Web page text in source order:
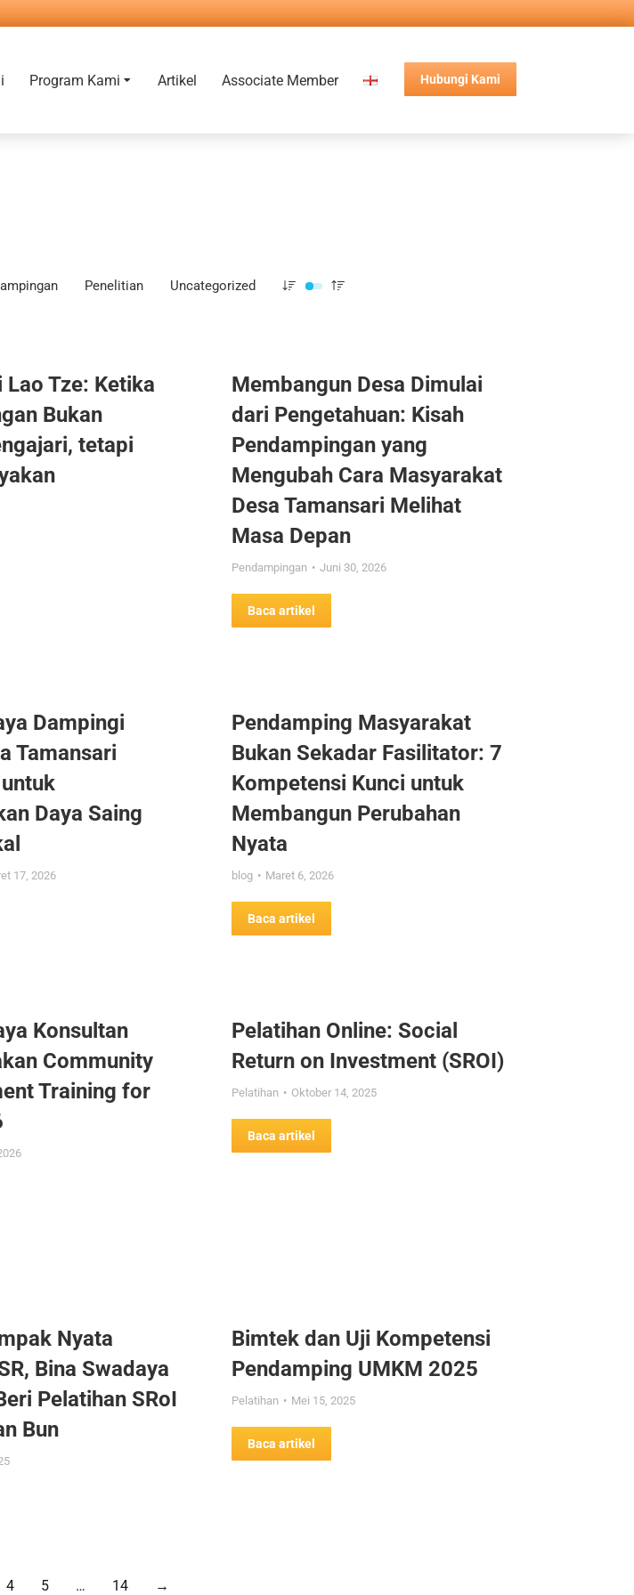
Program Kami Artikel Associate Member Hubungi Kami
Penelitian Uncategorized
Lao Tze: Ketika
Bukan
tetapi
Membangun Desa Dimulai
dari Pengetahuan: Kisah
Pendampingan yang
Mengubah Cara Masyarakat
Desa Tamansari Melihat
Masa Depan
Pendampingan Juni 30, 2026
Baca artikel
Dampingi
Tamansari
Daya Saing
17, 2026
Pendamping Masyarakat
Bukan Sekadar Fasilitator: 7
Kompetensi Kunci untuk
Membangun Perubahan
Nyata
blog Maret 6, 2026
Baca artikel
Konsultan
Community
Training for
Pelatihan Online: Social
Return on Investment (SROI)
Pelatihan Oktober 14, 2025
Baca artikel
Nyata
Bina Swadaya
Pelatihan SRoI
Bun
Bimtek dan Uji Kompetensi
Pendamping UMKM 2025
Pelatihan Mei 15, 2025
Baca artikel
4 5 … 14 →